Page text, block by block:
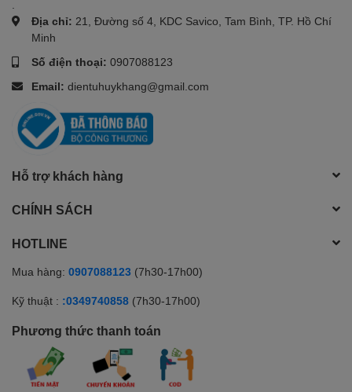
Địa chỉ: 21, Đường số 4, KDC Savico, Tam Bình, TP. Hồ Chí
Minh
Số điện thoại: 0907088123
Email: dientuhuykhang@gmail.com
Hỗ trợ khách hàng
CHÍNH SÁCH
HOTLINE
Mua hàng: 0907088123 (7h30-17h00)
Kỹ thuật : :0349740858 (7h30-17h00)
Phương thức thanh toán